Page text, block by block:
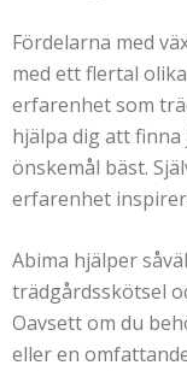
Fördelarna med
med ett flertal
erfarenhet som
hjälpa dig att finna
önskemål bäst.
erfarenhet
Abima hjälper
trädgårdsskötsel
Oavsett om du
eller en